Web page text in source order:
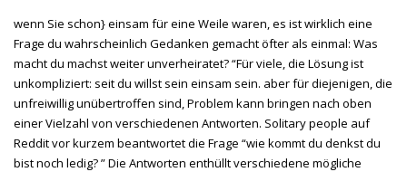
wenn Sie schon} einsam für eine Weile waren, es ist wirklich eine
Frage du wahrscheinlich Gedanken gemacht öfter als einmal: Was
macht du machst weiter unverheiratet? “Für viele, die Lösung ist
unkompliziert: seit du willst sein einsam sein. aber für diejenigen, die
unfreiwillig unübertroffen sind, Problem kann bringen nach oben
einer Vielzahl von verschiedenen Antworten. Solitary people auf
Reddit vor kurzem beantwortet die Frage “wie kommt du denkst du
bist noch ledig? ” Die Antworten enthüllt verschiedene mögliche